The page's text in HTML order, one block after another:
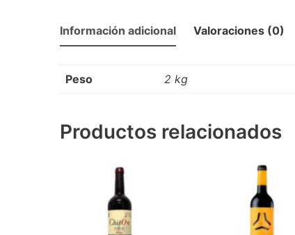
Información adicional Valoraciones (0)
Peso 2 kg
Productos relacionados